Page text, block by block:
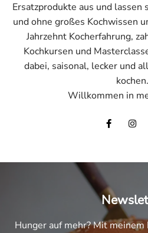
Ersatzprodukte aus und
und ohne großes Kochwissen
Jahrzehnt Kocherfahrung,
Kochkursen und
dabei, saisonal, lecker und
kochen.
Willkommen in
Hunger auf mehr? Mit